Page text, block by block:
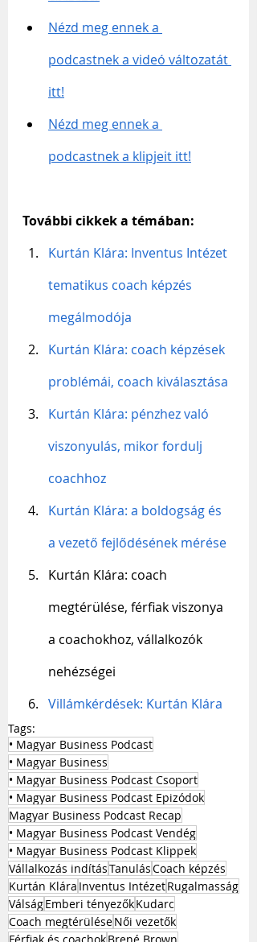
Nézd meg ennek a
podcastnek a videó változatát
itt!
Nézd meg ennek a
podcastnek a klipjeit itt!
További cikkek a témában:
Kurtán Klára: Inventus Intézet
tematikus coach képzés
megálmodója
Kurtán Klára: coach képzések
problémái, coach kiválasztása
Kurtán Klára: pénzhez való
viszonyulás, mikor fordulj
coachhoz
Kurtán Klára: a boldogság és
a vezető fejlődésének mérése
Kurtán Klára: coach
megtérülése, férfiak viszonya
a coachokhoz, vállalkozók
nehézségei
Villámkérdések: Kurtán Klára
Tags:
• Magyar Business Podcast
• Magyar Business
• Magyar Business Podcast Csoport
• Magyar Business Podcast Epizódok
Magyar Business Podcast Recap
• Magyar Business Podcast Vendég
• Magyar Business Podcast Klippek
Vállalkozás indításTanulásCoach képzés
Kurtán Klára Inventus IntézetRugalmasság
VálságEmberi tényezőkKudarc
Coach megtérüléseNői vezetők
Férfiak és coachokBrené Brown